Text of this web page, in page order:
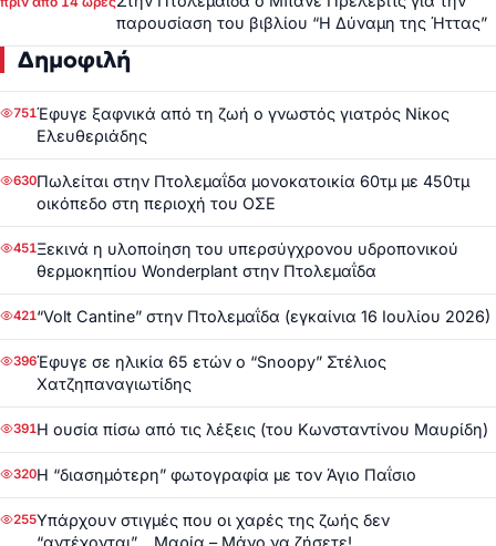
παρουσίαση του βιβλίου “Η Δύναμη της Ήττας”
Δημοφιλή
751Έφυγε ξαφνικά από τη ζωή ο γνωστός γιατρός Νίκος
Ελευθεριάδης
630Πωλείται στην Πτολεμαΐδα μονοκατοικία 60τμ με 450τμ
οικόπεδο στη περιοχή του ΟΣΕ
451Ξεκινά η υλοποίηση του υπερσύγχρονου υδροπονικού
θερμοκηπίου Wonderplant στην Πτολεμαΐδα
421“Volt Cantine” στην Πτολεμαΐδα (εγκαίνια 16 Ιουλίου 2026)
396Έφυγε σε ηλικία 65 ετών ο “Snoopy” Στέλιος
Χατζηπαναγιωτίδης
391Η ουσία πίσω από τις λέξεις (του Κωνσταντίνου Μαυρίδη)
320Η “διασημότερη” φωτογραφία με τον Άγιο Παΐσιο
255Υπάρχουν στιγμές που οι χαρές της ζωής δεν